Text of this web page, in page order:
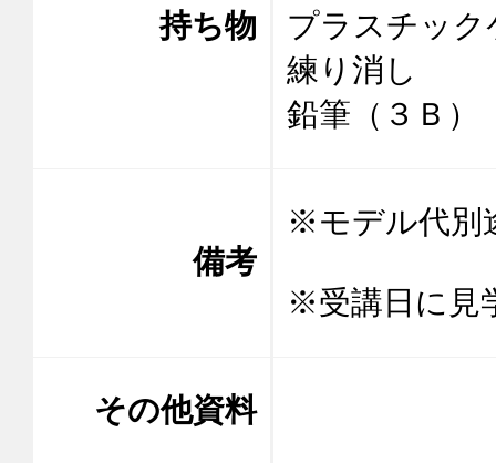
持ち物
プラスチック
練り消し
鉛筆（３Ｂ）
備考
※モデル代別
※受講日に見
その他資料